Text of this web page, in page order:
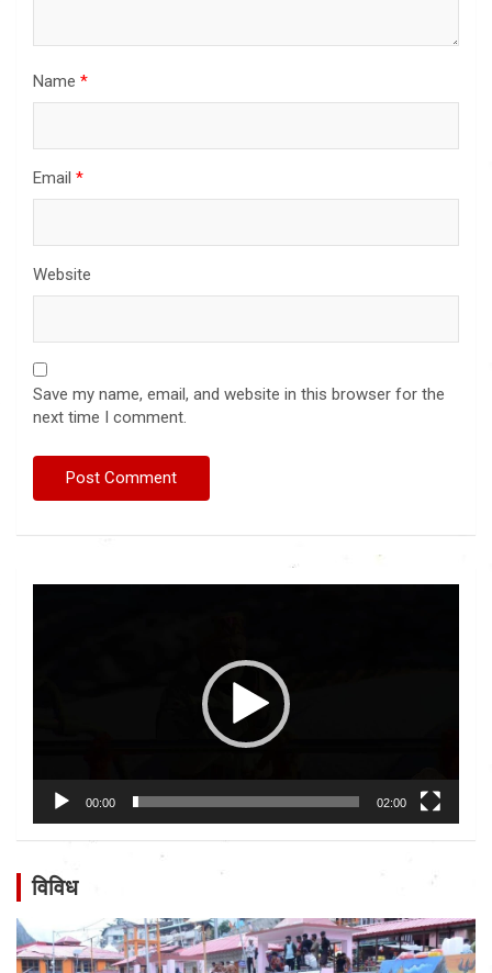
Name *
Email *
Website
Save my name, email, and website in this browser for the
next time I comment.
00:00 02:00
विविध